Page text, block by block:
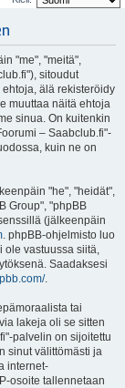
"me", "meitä",
sitoudut
älä rekisteröidy
muuttaa näitä ehtoja
sinua. On kuitenkin
– Saabclub.fi"-
kuin ne on
"he", "heidät",
Group", "phpBB
(jälkeenpäin
. phpBB-ohjelmisto luo
ole vastuussa siitä,
Saadaksesi
.
tai
lakeja oli se sitten
palvelin on sijoitettu
sinut välittömästi ja
internet-
osoite tallennetaan